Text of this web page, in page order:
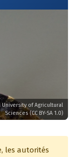
of Agricultural
Sciences (CC BY-SA 1.0)
les autorités